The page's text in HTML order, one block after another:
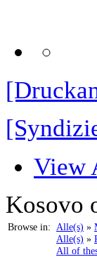
View
Kosovo
Browse in: Alle(s) »
Alle(s) »
All of